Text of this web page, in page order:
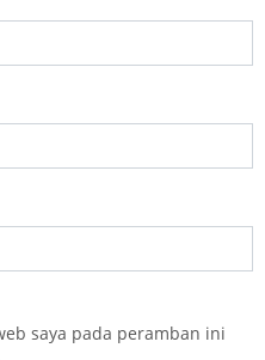
saya pada peramban ini